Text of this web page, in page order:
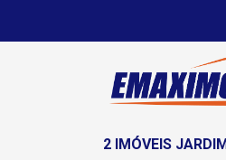
2 IMÓVEIS